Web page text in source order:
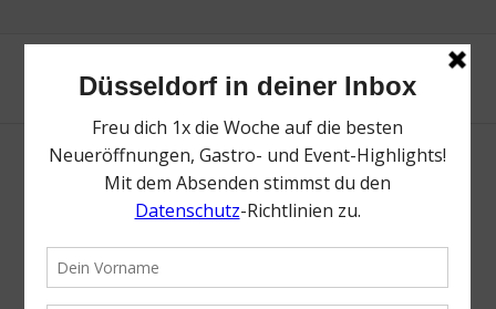
La Bouillabaisse | Top Restaurants in